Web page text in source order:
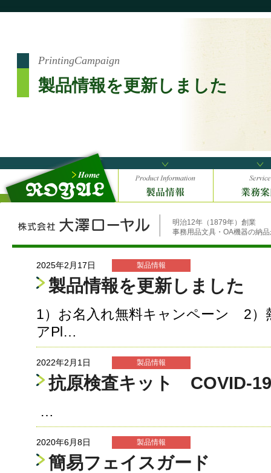
明治12年（1879年）創業
事務用品文具・OA機器の納
PrintingCampaign
製品情報を更新しました
2025年2月17日 製品情報
製品情報を更新しました
1）お名入れ無料キャンペーン 2）
アPl…
2022年2月1日 製品情報
抗原検査キット COVID-
…
2020年6月8日 製品情報
簡易フェイスガード